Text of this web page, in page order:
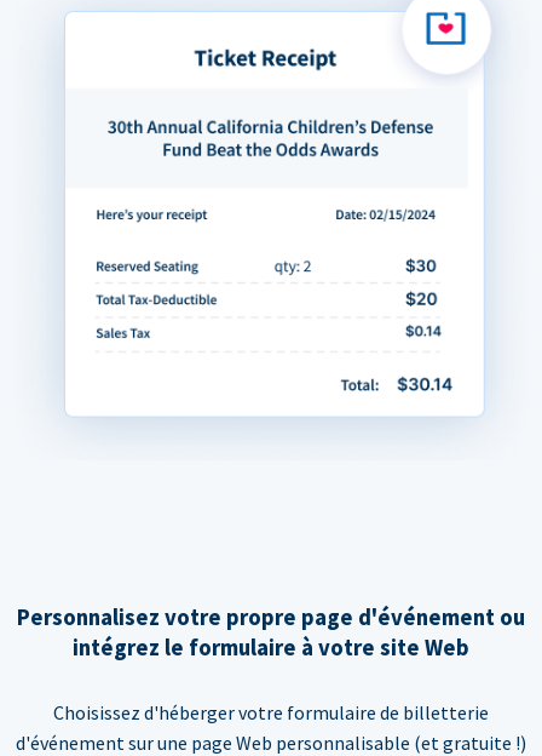
Personnalisez votre propre page d'événement ou
intégrez le formulaire à votre site Web
Choisissez d'héberger votre formulaire de billetterie
d'événement sur une page Web personnalisable (et gratuite !)